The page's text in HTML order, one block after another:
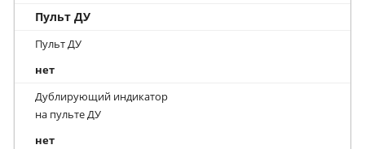
Пульт ДУ
Пульт ДУ
нет
Дублирующий индикатор
на пульте ДУ
нет